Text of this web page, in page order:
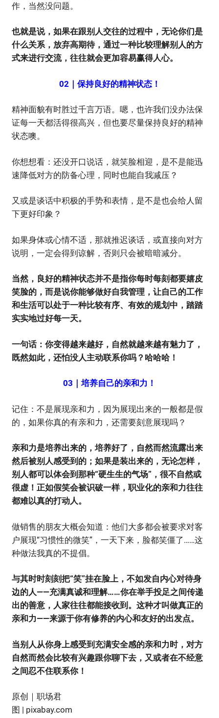
作，当然没问题。
也就是说，如果在跟别人交往的过程中，无论你们是
什么关系，放弃高期待，通过一种比较理解别人的方
式来进行交流，往往就会更加容易赢得人心。
02｜保持良好的精神状态！
精神面貌有时胜过千言万语。嗯，也许我们没办法保
证每一天都活得很高兴，但也要尽量保持良好的精神
状态噢。
你想想看：还没开口说话，就笑脸相迎，是不是能迅
速降低对方的防备心理，同时也能自我减压？
又或是谈话中积极的手势和表情，是不是也会给人留
下更好印象？
如果身体或心情不适，那就推迟谈话，或直接向对方
说明，一定会得到谅解，否则只会被暗暗减分。
当然，良好的精神状态并不是指你每时每刻都要嬉皮
笑脸的，而是说你能够做好自我管理，让自己的工作
和生活可以处于一种比较有序、有效的规划中，踏踏
实实地过好每一天。
一句话：你变得越来越好，自然就越来越有魅力了，
既然如此，还怕没人主动联系你吗？哈哈哈！
03｜培养自己的亲和力！
记住：不是展现亲和力，因为展现出来的一般都是假
的，如果你真的有亲和力，还需要刻意展现吗？
亲和力是培养出来的，培养好了，自然而然流露出来
然后被别人感受到的；如果是装出来的，无论怎样，
别人都可以体会到那种“硬生生的气场”，很不自然或
很虚！正如假笑会被识破一样，职业化的亲和力往往
都难以真的打动人。
做销售的朋友大概会知道：他们大多都会被要求对客
户展现“习惯性的微笑”，一天下来，脸都笑僵了……这
种做法我真的不提倡。
与其时时刻刻把“笑”挂在脸上，不如发自内心对待身
边的人——充满真诚和理解……你在举手投足之间传递
出的善意，人家往往都能接收到。这种才叫做真正的
亲和力——来源于你有修养的内心和友好的出发点。
当别人从你身上感受到充满安全感的亲和力时，对方
自然而然会比较有兴趣跟你聊下去，又或者在不经意
之间忍不住联系你！
原创｜职场君
图 | pixabay.com